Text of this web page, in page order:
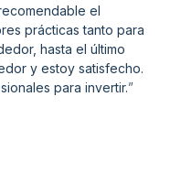
el
prácticas tanto para
hasta el último
y estoy satisfecho.
para invertir.”